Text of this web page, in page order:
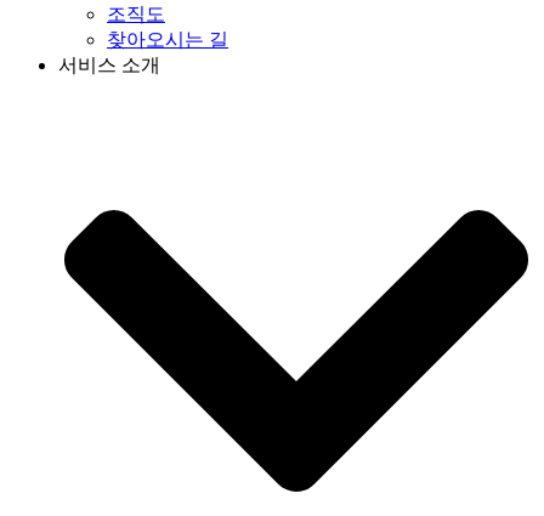
조직도
찾아오시는 길
서비스 소개